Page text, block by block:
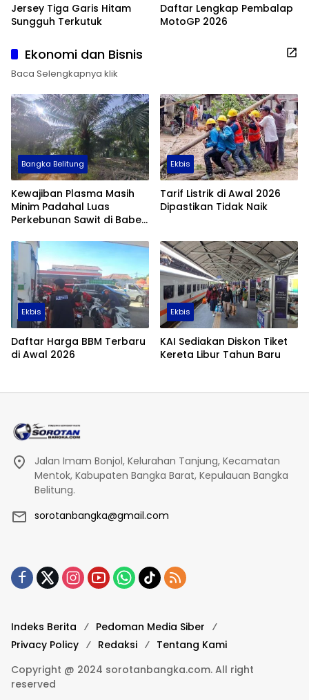
Jersey Tiga Garis Hitam
Sungguh Terkutuk
Daftar Lengkap Pembalap
MotoGP 2026
Ekonomi dan Bisnis
Baca Selengkapnya klik
Bangka Belitung
Kewajiban Plasma Masih
Minim Padahal Luas
Perkebunan Sawit di Babel
Ekbis
Tarif Listrik di Awal 2026
Dipastikan Tidak Naik
Ekbis
Daftar Harga BBM Terbaru
di Awal 2026
Ekbis
KAI Sediakan Diskon Tiket
Kereta Libur Tahun Baru
Jalan Imam Bonjol, Kelurahan Tanjung, Kecamatan
Mentok, Kabupaten Bangka Barat, Kepulauan Bangka
Belitung.
sorotanbangka@gmail.com
Indeks Berita
Pedoman Media Siber
Privacy Policy
Redaksi
Tentang Kami
Copyright @ 2024 sorotanbangka.com. All right
reserved